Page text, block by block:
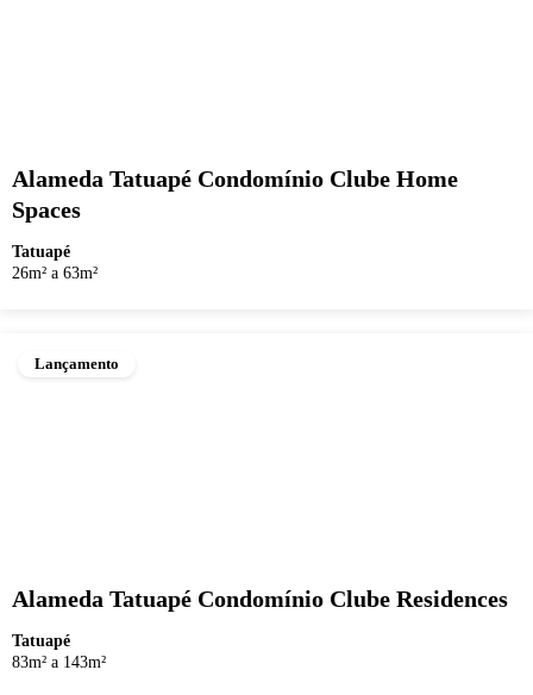
Alameda Tatuapé Condomínio Clube Home
Spaces
Tatuapé
26m² a 63m²
Lançamento
Alameda Tatuapé Condomínio Clube Residences
Tatuapé
83m² a 143m²